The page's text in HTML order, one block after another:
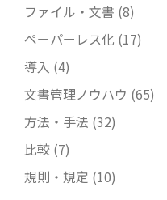
ファイル・文書 (8)
ペーパーレス化 (17)
導入 (4)
文書管理ノウハウ (65)
方法・手法 (32)
比較 (7)
規則・規定 (10)